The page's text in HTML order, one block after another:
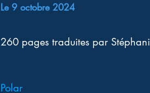
Le 9 octobre 2024
260 pages traduites par
Polar